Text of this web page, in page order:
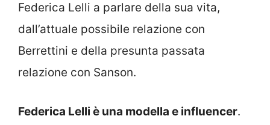
Federica Lelli a parlare della sua vita,
dall’attuale possibile relazione con
Berrettini e della presunta passata
relazione con Sanson.
Federica Lelli è una modella e influencer.